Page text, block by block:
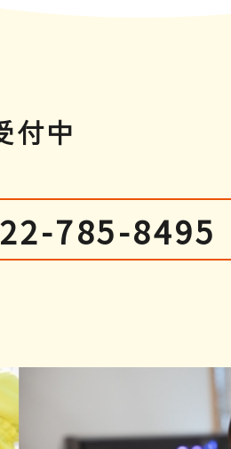
付中
785-8495